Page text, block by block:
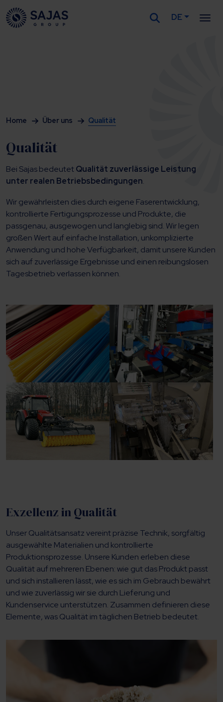
Siirry sisältöön
DE
Home Über uns Qualität
Qualität
Bei Sajas bedeutetQualität zuverlässige Leistung
unter realen Betriebsbedingungen.
Wir gewährleisten dies durch eigene Faserentwicklung,
kontrollierte Fertigungsprozesse und Produkte, die
passgenau, ausgewogen und langlebig sind. Wir legen
großen Wert auf einfache Installation, unkomplizierte
Anwendung und hohe Verfügbarkeit, damit unsere Kunden
sich auf zuverlässige Ergebnisse und einen reibungslosen
Tagesbetrieb verlassen können.
Exzellenz in Qualität
Unser Qualitätsansatz vereint präzise Technik, sorgfältig
ausgewählte Materialien und kontrollierte
Produktionsprozesse. Unsere Kunden erleben diese
Qualität auf mehreren Ebenen: wie gut das Produkt passt
und sich installieren lässt, wie es sich im Gebrauch bewährt
und wie zuverlässig wir sie durch Lieferung und
Kundenservice unterstützen. Zusammen definieren diese
Elemente, was Qualität im täglichen Betrieb bedeutet.